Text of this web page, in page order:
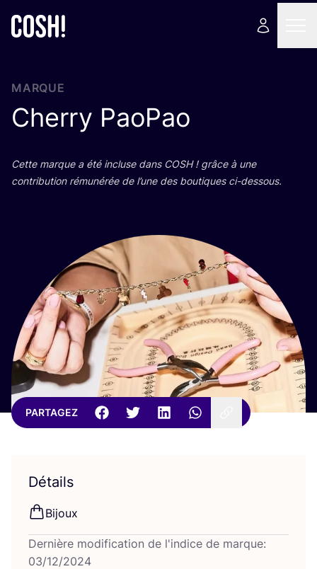
MARQUE
Cherry PaoPao
Cette marque a été incluse dans COSH! grâce à une
contri­bu­tion rému­né­rée de l’une des bou­tiques ci-dessous.
PARTAGEZ
Détails
Bijoux
Dernière modification de l'indice de marque:
03/12/2024